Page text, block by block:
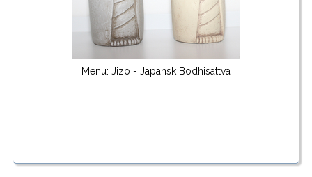
Menu: Jizo - Japansk Bodhisattva